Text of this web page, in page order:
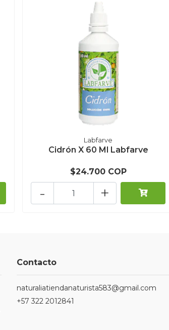
Labfarve
Cidrón X 60 Ml Labfarve
$24.700 COP
+
-
Contacto
naturaliatiendanaturista583@gmail.com
+57 322 2012841